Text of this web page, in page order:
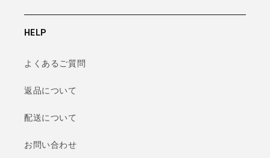
HELP
よくあるご質問
返品について
配送について
お問い合わせ